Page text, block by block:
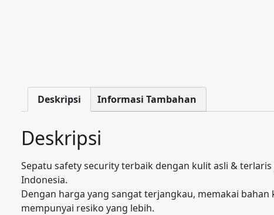
Deskripsi Informasi Tambahan
Deskripsi
Sepatu safety security terbaik dengan kulit asli &
Indonesia.
Dengan harga yang sangat terjangkau, memakai
mempunyai resiko yang lebih.